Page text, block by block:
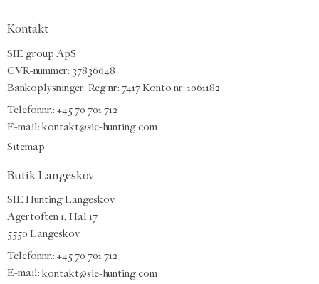
Kontakt
SIE group ApS
CVR-nummer: 37836648
Bankoplysninger: Reg nr: 7417 Konto nr: 1061182
Telefonnr.: +45 70 701 712
E-mail: kontakt@sie-hunting.com
Sitemap
Butik Langeskov
SIE Hunting Langeskov
Agertoften 1, Hal 17
5550 Langeskov
Telefonnr.: +45 70 701 712
E-mail: kontakt@sie-hunting.com